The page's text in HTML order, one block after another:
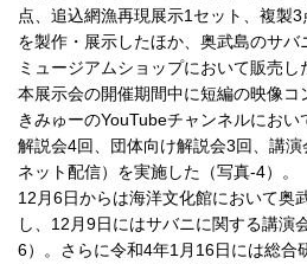
点、追込網漁再現展示1セット、複製
を製作・展示したほか、奥武島のサ
ミュージアムショップにおいて販売し
本展示会の開催期間中に短編の映像
きみゅーのYouTubeチャンネルにお
解説会4回、団体向け解説会3回、講
ネット配信）を実施した（写真-4）。
12月6日からは海洋文化館において奥
し、12月9日にはサバニに関する講演
6）。さらに令和4年1月16日には総合